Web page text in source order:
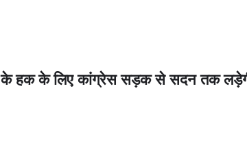
के हक के लिए कांग्रेस सड़क से सदन तक